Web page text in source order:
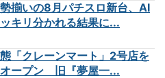
揃いの8月パチスロ新台、AI
キリ分かれる結果に...
「クレーンマート」2号店を
ープン 旧『夢屋一...